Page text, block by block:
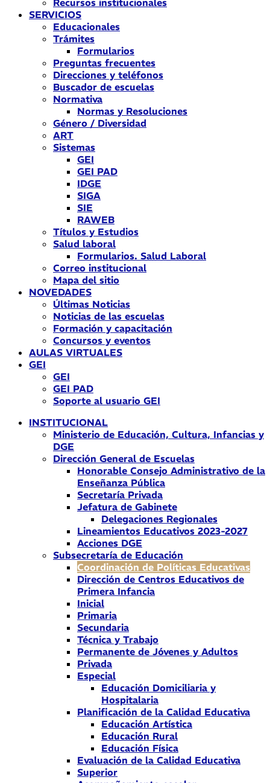
Recursos institucionales
SERVICIOS
Educacionales
Trámites
Formularios
Preguntas frecuentes
Direcciones y teléfonos
Buscador de escuelas
Normativa
Normas y Resoluciones
Género / Diversidad
ART
Sistemas
GEI
GEI PAD
IDGE
SIGA
SIE
RAWEB
Títulos y Estudios
Salud laboral
Formularios. Salud Laboral
Correo institucional
Mapa del sitio
NOVEDADES
Últimas Noticias
Noticias de las escuelas
Formación y capacitación
Concursos y eventos
AULAS VIRTUALES
GEI
GEI
GEI PAD
Soporte al usuario GEI
INSTITUCIONAL
Ministerio de Educación, Cultura, Infancias y
DGE
Dirección General de Escuelas
Honorable Consejo Administrativo de la
Enseñanza Pública
Secretaría Privada
Jefatura de Gabinete
Delegaciones Regionales
Lineamientos Educativos 2023-2027
Acciones DGE
Subsecretaría de Educación
Coordinación de Políticas Educativas
Dirección de Centros Educativos de
Primera Infancia
Inicial
Primaria
Secundaria
Técnica y Trabajo
Permanente de Jóvenes y Adultos
Privada
Especial
Educación Domiciliaria y
Hospitalaria
Planificación de la Calidad Educativa
Educación Artística
Educación Rural
Educación Física
Evaluación de la Calidad Educativa
Superior